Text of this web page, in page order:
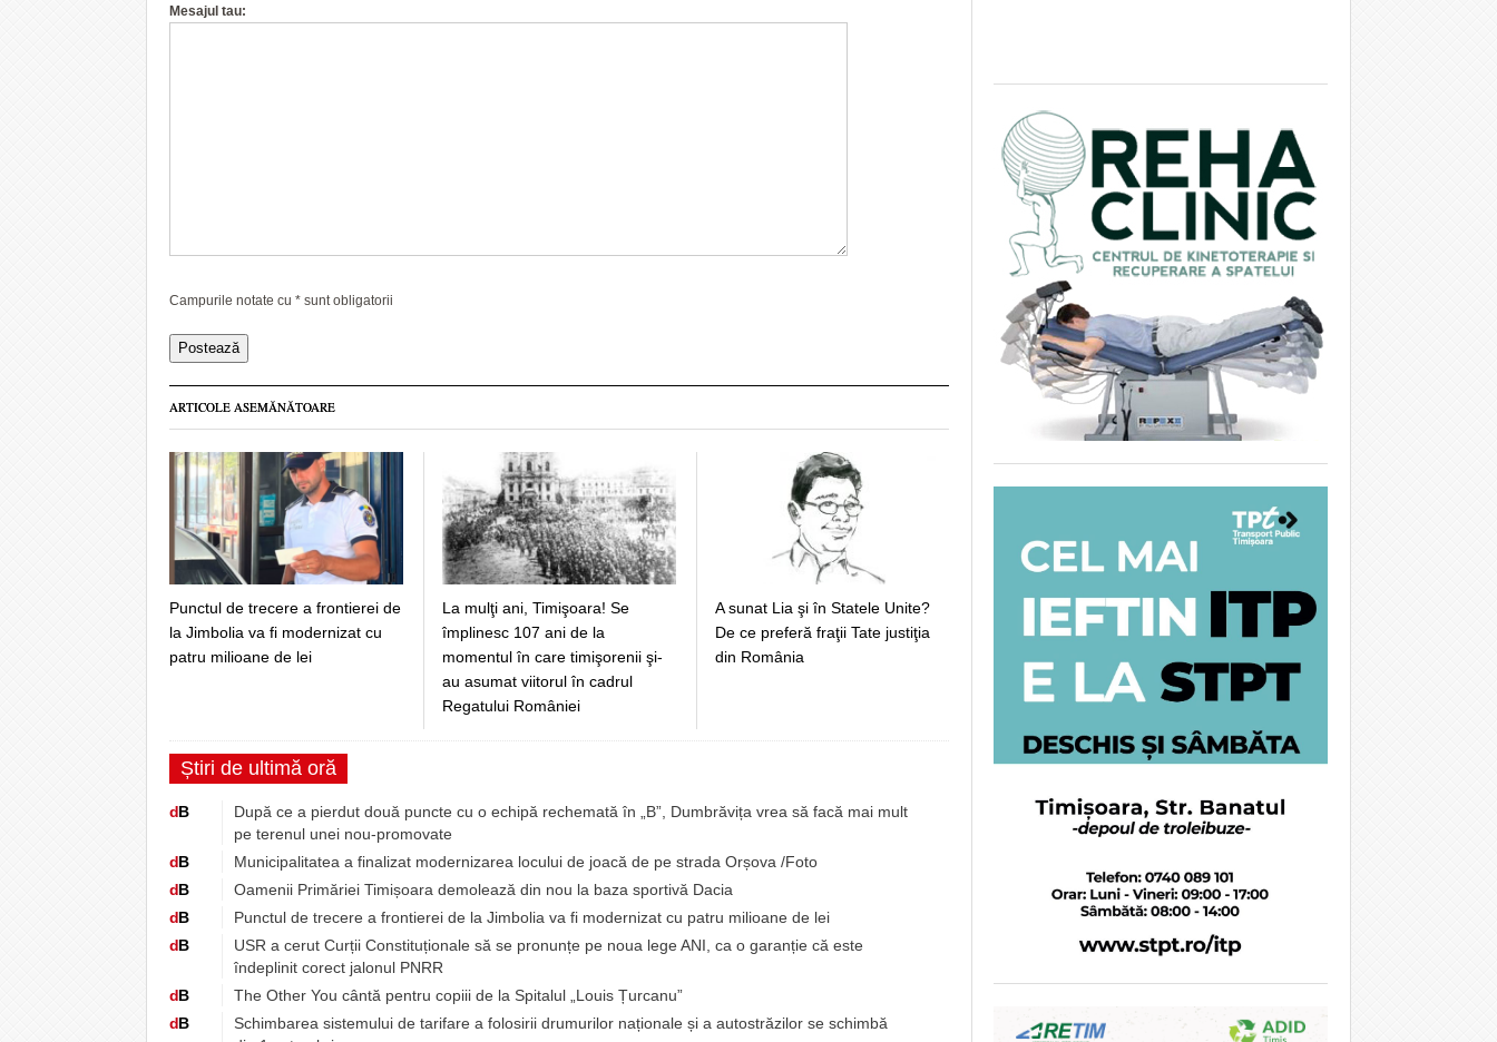
Mesajul tau:
Campurile notate cu * sunt obligatorii
ARTICOLE ASEMĂNĂTOARE
Punctul de trecere a frontierei de
la Jimbolia va fi modernizat cu
patru milioane de lei
La mulţi ani, Timişoara! Se
împlinesc 107 ani de la
momentul în care timişorenii şi-
au asumat viitorul în cadrul
Regatului României
A sunat Lia şi în Statele Unite?
De ce preferă fraţii Tate justiţia
din România
Știri de ultimă oră
dB
După ce a pierdut două puncte cu o echipă rechemată în „B”, Dumbrăvița vrea să facă mai mult
pe terenul unei nou-promovate
dB
Municipalitatea a finalizat modernizarea locului de joacă de pe strada Orșova /Foto
dB
Oamenii Primăriei Timișoara demolează din nou la baza sportivă Dacia
dB
Punctul de trecere a frontierei de la Jimbolia va fi modernizat cu patru milioane de lei
dB
USR a cerut Curții Constituționale să se pronunțe pe noua lege ANI, ca o garanție că este
îndeplinit corect jalonul PNRR
dB
The Other You cântă pentru copiii de la Spitalul „Louis Țurcanu”
dB
Schimbarea sistemului de tarifare a folosirii drumurilor naționale și a autostrăzilor se schimbă